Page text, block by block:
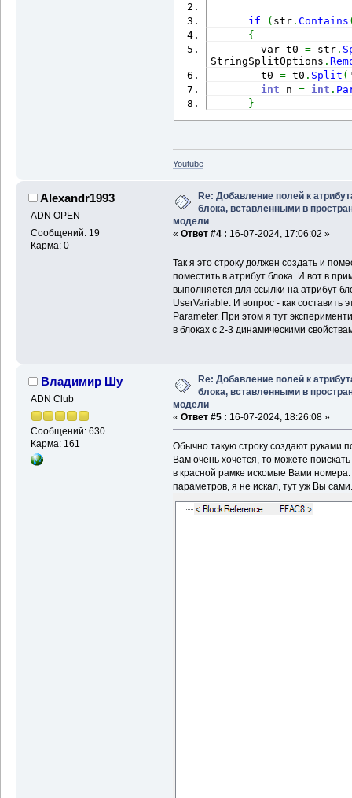
if ( str .Contains
{
var t0 = str .
StringSplitOptions .
t0 = t0 . Split (
int n = int .
}
Youtube
Alexandr1993
ADN OPEN
Сообщений: 19
Карма: 0
Re: Добавление полей к
блока, вставленными в
модели
« Ответ #4 : 16-07-2024, 17:06:02 »
Так я это строку должен создать и
поместить в атрибут блока. И вот в
выполняется для ссылки на атрибут
UserVariable. И вопрос - как составить
Parameter. При этом я тут
в блоках с 2-3 динамическими
Владимир Шу
ADN Club
Сообщений: 630
Карма: 161
Re: Добавление полей к
блока, вставленными в
модели
« Ответ #5 : 16-07-2024, 18:26:08 »
Обычно такую строку создают руками
Вам очень хочется, то можете поискать
в красной рамке искомые Вами
параметров, я не искал, тут уж Вы сами.